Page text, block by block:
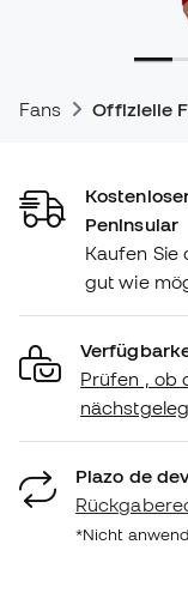
Fans Offizielle
Peninsular
Kaufen Sie
gut wie
Prüfen , ob
Plazo de
*Nicht